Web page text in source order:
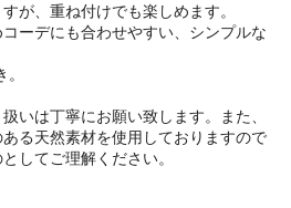
が、重ね付けでも楽しめます。
ーデにも合わせやすい、シンプルな
いは丁寧にお願い致します。また、
る天然素材を使用しておりますので
してご理解ください。